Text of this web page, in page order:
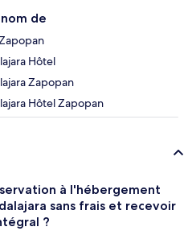
de
Hôtel
Zapopan
Hôtel Zapopan
à l'hébergement
sans frais et recevoir
?